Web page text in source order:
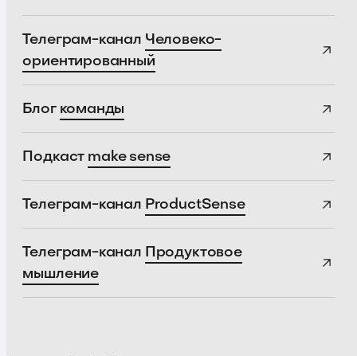
Телеграм-канал Человеко-
ориентированный
Блог команды
Подкаст make sense
Телеграм-канал ProductSense
Телеграм-канал Продуктовое
мышление